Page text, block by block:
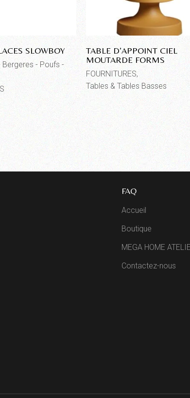
SLOWBOY
Bergeres - Poufs -
TABLE D’APPOINT CIEL
MOUTARDE FORMS
FOURNITURES
Tables & Tables Basses
FAQ
Accueil
Boutique
MEGA HOME
Contactez-nous